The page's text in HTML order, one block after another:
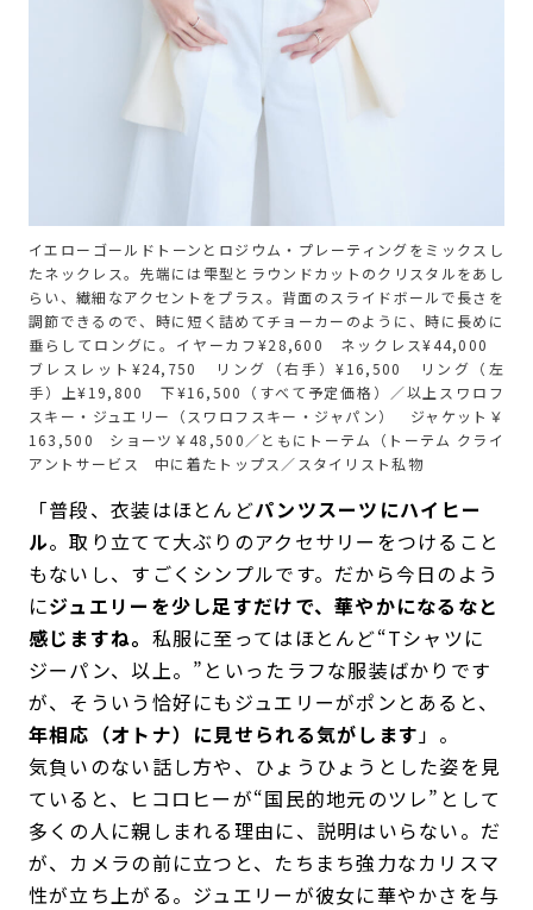
イエローゴールドトーンとロジウム・プレーティングをミックスし
たネックレス。先端には雫型とラウンドカットのクリスタルをあし
らい、繊細なアクセントをプラス。背面のスライドボールで長さを
調節できるので、時に短く詰めてチョーカーのように、時に長めに
垂らしてロングに。イヤーカフ¥28,600 ネックレス¥44,000
ブレスレット¥24,750 リング（右手）¥16,500 リング（左
手）上¥19,800 下¥16,500（すべて予定価格）／以上スワロフ
スキー・ジュエリー（スワロフスキー・ジャパン） ジャケット￥
163,500 ショーツ￥48,500／ともにトーテム（トーテム クライ
アントサービス 中に着たトップス／スタイリスト私物
「普段、衣装はほとんどパンツスーツにハイヒー
ル。取り立てて大ぶりのアクセサリーをつけること
もないし、すごくシンプルです。だから今日のよう
にジュエリーを少し足すだけで、華やかになるなと
感じますね。 私服に至ってはほとんど“Tシャツに
ジーパン、以上。”といったラフな服装ばかりです
が、そういう恰好にもジュエリーがポンとあると、
年相応（オトナ）に見せられる気がします」。
気負いのない話し方や、ひょうひょうとした姿を見
ていると、ヒコロヒーが“国民的地元のツレ”として
多くの人に親しまれる理由に、説明はいらない。だ
が、カメラの前に立つと、たちまち強力なカリスマ
性が立ち上がる。ジュエリーが彼女に華やかさを与